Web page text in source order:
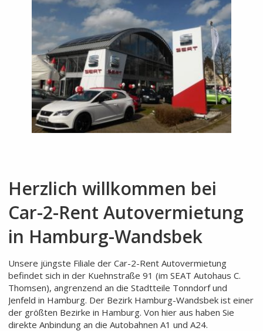
Herzlich willkommen bei
Car-2-Rent Autovermietung
in Hamburg-Wandsbek
Unsere jüngste Filiale der Car-2-Rent Autovermietung
befindet sich in der Kuehnstraße 91 (im SEAT Autohaus C.
Thomsen), angrenzend an die Stadtteile Tonndorf und
Jenfeld in Hamburg. Der Bezirk Hamburg-Wandsbek ist einer
der größten Bezirke in Hamburg. Von hier aus haben Sie
direkte Anbindung an die Autobahnen A1 und A24.